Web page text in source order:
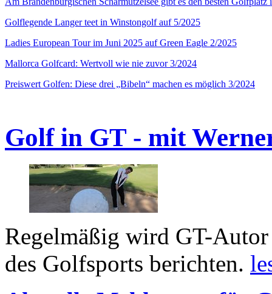
Golflegende Langer teet in Winstongolf auf 5/2025
Ladies European Tour im Juni 2025 auf Green Eagle 2/2025
Mallorca Golfcard: Wertvoll wie nie zuvor 3/2024
Preiswert Golfen: Diese drei „Bibeln“ machen es möglich 3/2024
Golf in GT - mit
Regelmäßig wird GT-
des Golfsports berichten.